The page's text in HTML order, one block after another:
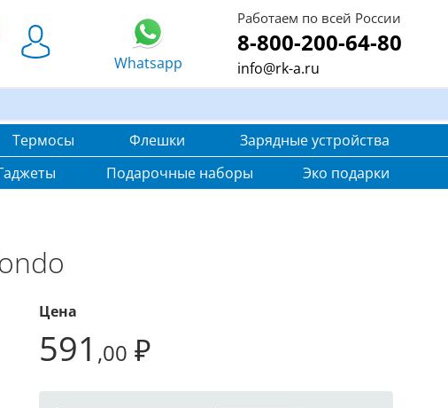
Whatsapp
Работаем по всей России
8-800-200-64-80
info@rk-a.ru
Термосы Флешки
Зарядные устройства
Подарочные наборы Эко подарки
Цена
591 ,00 ₽